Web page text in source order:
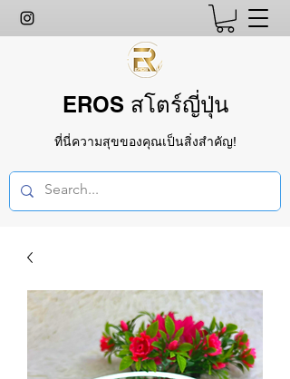
EROS สโตร์ญี่ปุ่น
ที่นี่ความสุขของคุณเป็นสิ่งสำคัญ!